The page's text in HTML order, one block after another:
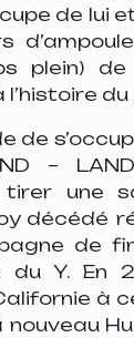
de lui
plein)
de
–
tirer une
décédé
de
du Y. En
à
nouveau